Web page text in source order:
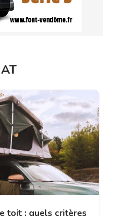
toit : quels critères